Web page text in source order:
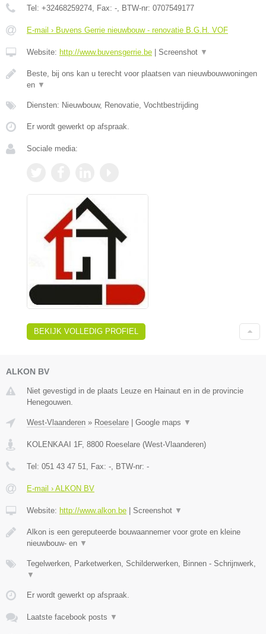
Tel: +32468259274, Fax: -, BTW-nr: 0707549177
E-mail › Buvens Gerrie nieuwbouw - renovatie B.G.H. VOF
Website: http://www.buvensgerrie.be Screenshot ▼
Beste, bij ons kan u terecht voor plaatsen van nieuwbouwwoningen
en ▼
Diensten: Nieuwbouw, Renovatie, Vochtbestrijding
Er wordt gewerkt op afspraak.
Sociale media:
BEKIJK VOLLEDIG PROFIEL
ALKON BV
Niet gevestigd in de plaats Leuze en Hainaut en in de provincie
Henegouwen.
West-Vlaanderen » Roeselare Google maps ▼
KOLENKAAI 1F, 8800 Roeselare (West-Vlaanderen)
Tel: 051 43 47 51, Fax: -, BTW-nr: -
E-mail › ALKON BV
Website: http://www.alkon.be Screenshot ▼
Alkon is een gereputeerde bouwaannemer voor grote en kleine
nieuwbouw- en ▼
Tegelwerken, Parketwerken, Schilderwerken, Binnen - Schrijnwerk,
▼
Er wordt gewerkt op afspraak.
Laatste facebook posts ▼